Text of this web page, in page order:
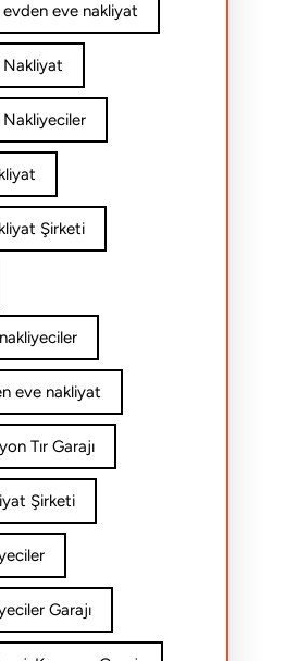
eve nakliyat
Şirketi
eve nakliyat
Tır Garajı
Şirketi
Garajı